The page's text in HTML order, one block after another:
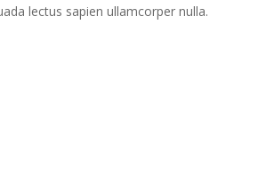
lectus sapien ullamcorper nulla.